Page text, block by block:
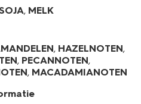
, MELK
, HAZELNOTEN,
, PECANNOTEN,
, MACADAMIANOTEN